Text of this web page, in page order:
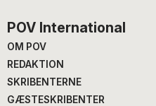
POV International
OM POV
REDAKTION
SKRIBENTERNE
GÆSTESKRIBENTER